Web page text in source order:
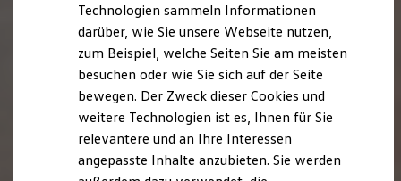
Nachhaltigkeit
Technologie
Kosten und Kauf
Verbrauchskosten
Kaufoptionen
E-Auto-Förderung
Software und Konnektivität
Die ID. Software 6
ID. Software Versionen und Updates
Digitale Extras
Schnittstellen zu Ihrem ID.
Technologien sammeln Informationen
darüber, wie Sie unsere Webseite nutzen,
zum Beispiel, welche Seiten Sie am meisten
besuchen oder wie Sie sich auf der Seite
bewegen. Der Zweck dieser Cookies und
weitere Technologien ist es, Ihnen für Sie
relevantere und an Ihre Interessen
angepasste Inhalte anzubieten. Sie werden